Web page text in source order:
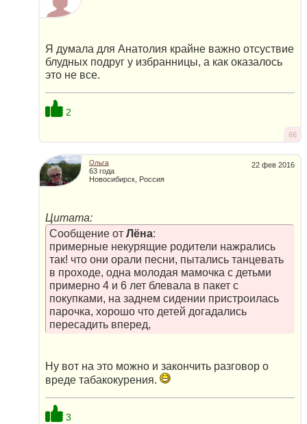
Я думала для Анатолия крайне важно отсуствие
блудных подруг у избранницы, а как оказалось
это не все.
2
66
22 фев 2016
Ольга
63 года
Новосибирск, Россия
Цитата:
Сообщение от Лёна:
примерные некурящие родители нажрались
так! что они орали песни, пытались танцевать
в проходе, одна молодая мамочка с детьми
примерно 4 и 6 лет блевала в пакет с
покупками, на заднем сидении пристроилась
парочка, хорошо что детей догадались
пересадить вперед,
Ну вот на это можно и закончить разговор о
вреде табакокурения.
3